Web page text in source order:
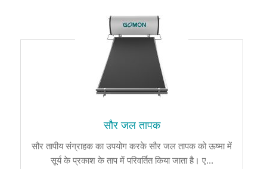
सौर जल तापक
सौर तापीय संग्राहक का उपयोग करके सौर जल तापक को ऊष्मा में
सूर्य के प्रकाश के ताप में परिवर्तित किया जाता है। ए...